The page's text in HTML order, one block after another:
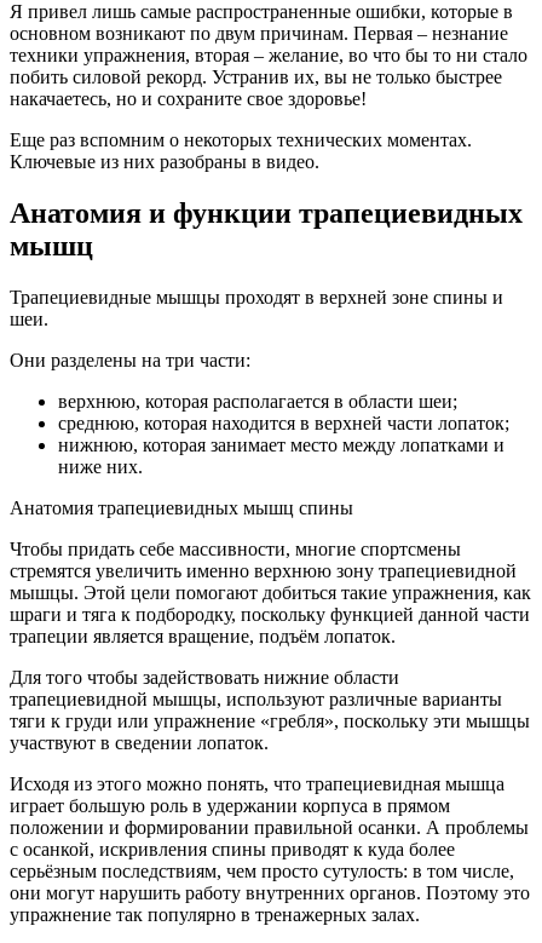
Я привел лишь самые распространенные ошибки, которые в
основном возникают по двум причинам. Первая – незнание
техники упражнения, вторая – желание, во что бы то ни стало
побить силовой рекорд. Устранив их, вы не только быстрее
накачаетесь, но и сохраните свое здоровье!
Еще раз вспомним о некоторых технических моментах.
Ключевые из них разобраны в видео.
Анатомия и функции трапециевидных
мышц
Трапециевидные мышцы проходят в верхней зоне спины и
шеи.
Они разделены на три части:
верхнюю, которая располагается в области шеи;
среднюю, которая находится в верхней части лопаток;
нижнюю, которая занимает место между лопатками и
ниже них.
Анатомия трапециевидных мышц спины
Чтобы придать себе массивности, многие спортсмены
стремятся увеличить именно верхнюю зону трапециевидной
мышцы. Этой цели помогают добиться такие упражнения, как
шраги и тяга к подбородку, поскольку функцией данной части
трапеции является вращение, подъём лопаток.
Для того чтобы задействовать нижние области
трапециевидной мышцы, используют различные варианты
тяги к груди или упражнение «гребля», поскольку эти мышцы
участвуют в сведении лопаток.
Исходя из этого можно понять, что трапециевидная мышца
играет большую роль в удержании корпуса в прямом
положении и формировании правильной осанки. А проблемы
с осанкой, искривления спины приводят к куда более
серьёзным последствиям, чем просто сутулость: в том числе,
они могут нарушить работу внутренних органов. Поэтому это
упражнение так популярно в тренажерных залах.